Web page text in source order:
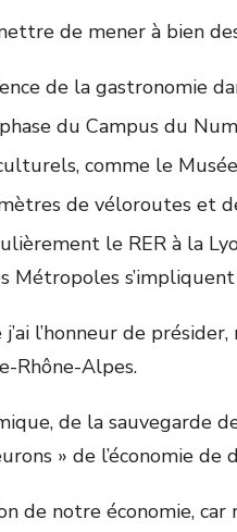
de mener à bien
de la gastronomie
du Campus du
comme le
de véloroutes et
le RER à la
j’ai l’honneur de
Rhône-Alpes.
de la sauvegarde
» de l’économie de
de notre économie,